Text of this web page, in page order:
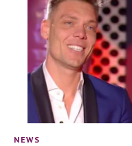
NEWS